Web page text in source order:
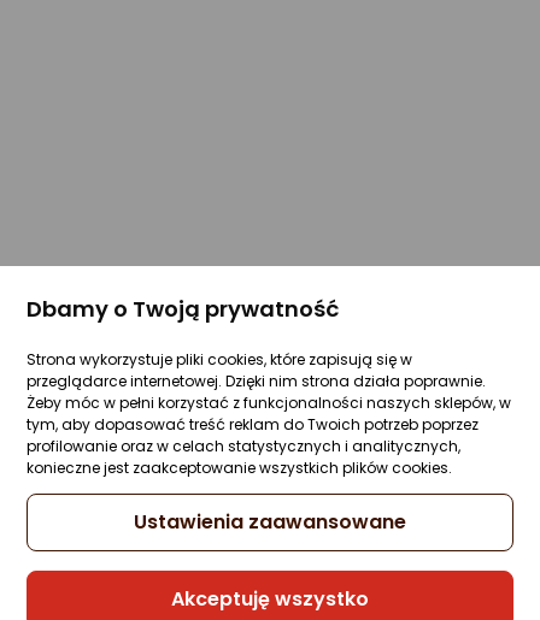
Dbamy o Twoją prywatność
Strona wykorzystuje pliki cookies, które zapisują się w
przeglądarce internetowej. Dzięki nim strona działa poprawnie.
Żeby móc w pełni korzystać z funkcjonalności naszych sklepów, w
tym, aby dopasować treść reklam do Twoich potrzeb poprzez
profilowanie oraz w celach statystycznych i analitycznych,
konieczne jest zaakceptowanie wszystkich plików cookies.
Ustawienia zaawansowane
Akceptuję wszystko